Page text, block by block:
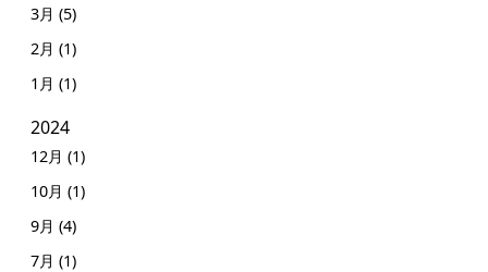
3月 (5)
2月 (1)
1月 (1)
2024
12月 (1)
10月 (1)
9月 (4)
7月 (1)